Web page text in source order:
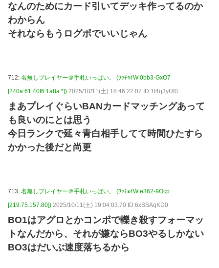
なんのためにカード引いてデッキ作ってるのか
わからん
それならもうログポでいいじゃん
712: 名無しプレイヤー＠手札いっぱい。 (ﾜｯﾁｮｲW 0bb3-GxO7
[240a:61:40f6:1a8a:*]) 2025/10/11(土) 18:46:22.07 ID:1f4q3yUf0
まあプレイぐらいBANカードマッチングあって
も良いのにとは思う
今日ランクで延々青白相手してて時間ひたすら
かかった後だと尚更
713: 名無しプレイヤー＠手札いっぱい。 (ﾜｯﾁｮｲW e362-9Ocp
[219.75.157.80]) 2025/10/11(土) 19:04:03.70 ID:6xSSAqKD0
BO1はアグロとかコンボで轢き殺すフォーマッ
トなんだから、それが嫌ならBO3やるしかない
BO3はだいぶ速度落ちるから